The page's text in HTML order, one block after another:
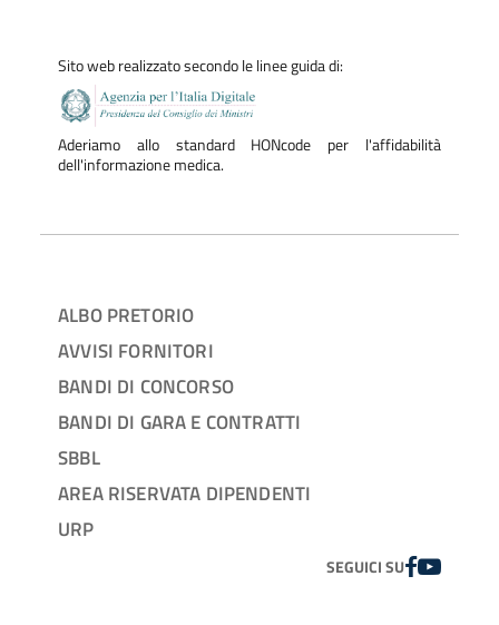
Sito web realizzato secondo le linee guida di:
Aderiamo allo standard HONcode per l'affidabilità
dell'informazione medica.
ALBO PRETORIO
AVVISI FORNITORI
BANDI DI CONCORSO
BANDI DI GARA E CONTRATTI
SBBL
AREA RISERVATA DIPENDENTI
URP
SEGUICI SUFACEBOOK
YOUTUBE